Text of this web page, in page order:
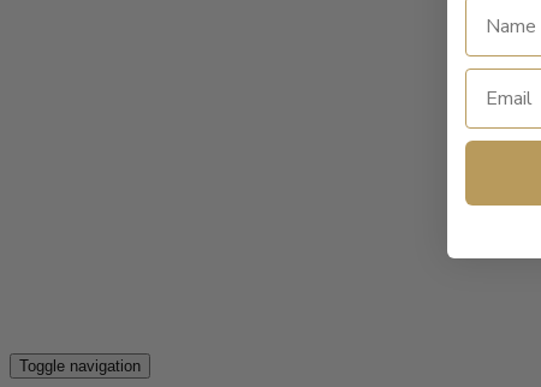
Toggle navigation